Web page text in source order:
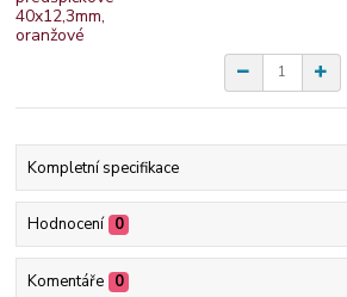
Kompletní specifikace
Hodnocení 0
Komentáře 0